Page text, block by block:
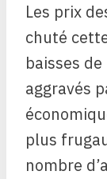
Les prix
chuté
baisses
aggravés
plus
nombre